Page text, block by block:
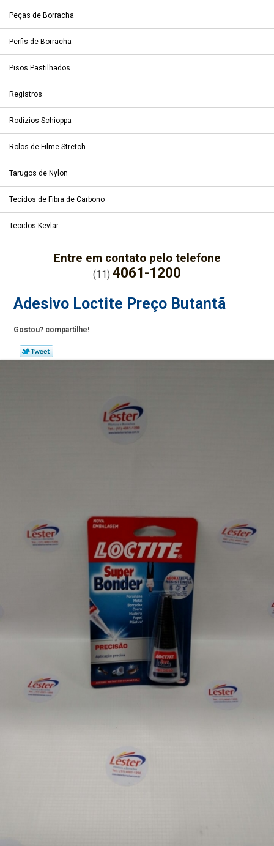
Peças de Borracha
Perfis de Borracha
Pisos Pastilhados
Registros
Rodízios Schioppa
Rolos de Filme Stretch
Tarugos de Nylon
Tecidos de Fibra de Carbono
Tecidos Kevlar
Entre em contato pelo telefone
(11) 4061-1200
Adesivo Loctite Preço Butantã
Gostou? compartilhe!